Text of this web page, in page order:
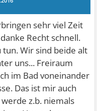
sehr viel Zeit
Recht schnell.
Wir sind beide alt
uns... Freiraum
im Bad voneinander
Das ist mir auch
z.b. niemals